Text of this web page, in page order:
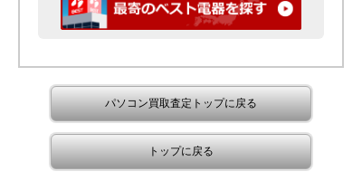
パソコン買取査定トップに戻る
トップに戻る